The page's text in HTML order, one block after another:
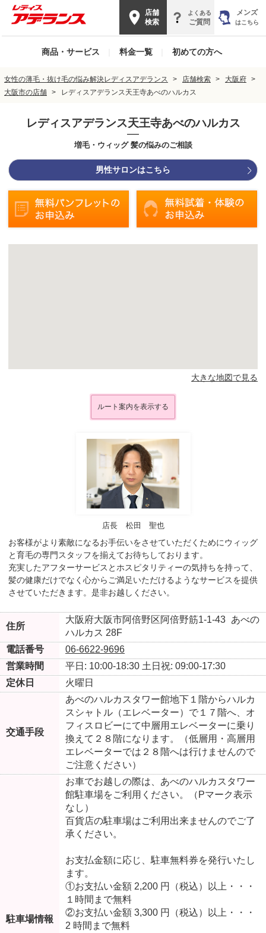
店舗
検索
よくある
ご質問
メンズ
はこちら
商品・サービス 料金一覧 初めての方へ
女性の薄毛・抜け毛の悩み解決レディスアデランス 店舗検索
大阪府
大阪市の店舗
レディスアデランス天王寺あべのハルカス
レディスアデランス天王寺あべのハルカス
増毛・ウィッグ 髪の悩みのご相談
男性サロンはこちら
大きな地図で見る
ルート案内を表示する
店長 松田 聖也
お客様がより素敵になるお手伝いをさせていただくためにウィッグ
と育毛の専門スタッフを揃えてお待ちしております。
充実したアフターサービスとホスピタリティーの気持ちを持って、
髪の健康だけでなく心からご満足いただけるようなサービスを提供
させていただきます。是非お越しください。
住所
大阪府大阪市阿倍野区阿倍野筋1-1-43 あべの
ハルカス 28F
電話番号
06-6622-9696
営業時間
平日: 10:00-18:30 土日祝: 09:00-17:30
定休日
火曜日
交通手段
あべのハルカスタワー館地下１階からハルカ
スシャトル（エレベーター）で１７階へ、オ
フィスロビーにて中層用エレベーターに乗り
換えて２８階になります。（低層用・高層用
エレベーターでは２８階へは行けませんので
ご注意ください）
駐車場情報
お車でお越しの際は、あべのハルカスタワー
館駐車場をご利用ください。（Pマーク表示
なし）
百貨店の駐車場はご利用出来ませんのでご了
承ください。
お支払金額に応じ、駐車無料券を発行いたし
ます。
①お支払い金額 2,200 円（税込）以上・・・
１時間まで無料
②お支払い金額 3,300 円（税込）以上・・・
2 時間まで無料